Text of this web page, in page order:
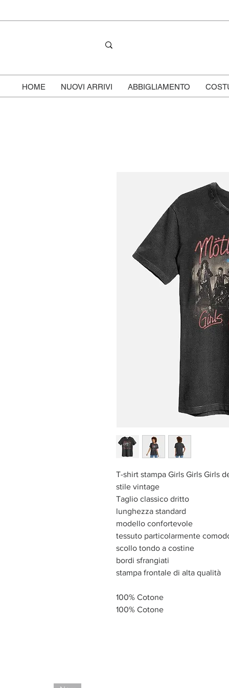
HOME NUOVI ARRIVI ABBIGLIAMENTO
T-shirt stampa Girls Girls Girls
stile vintage
Taglio classico dritto
lunghezza standard
modello confortevole
tessuto particolarmente
scollo tondo a costine
bordi sfrangiati
stampa frontale di alta qualità
100% Cotone
100% Cotone